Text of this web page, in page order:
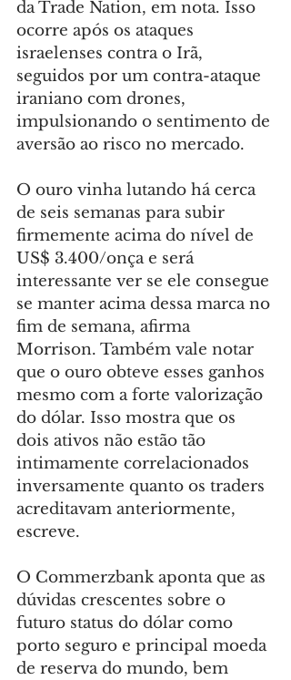
da Trade Nation, em nota. Isso
ocorre após os ataques
israelenses contra o Irã,
seguidos por um contra-ataque
iraniano com drones,
impulsionando o sentimento de
aversão ao risco no mercado.
O ouro vinha lutando há cerca
de seis semanas para subir
firmemente acima do nível de
US$ 3.400/onça e será
interessante ver se ele consegue
se manter acima dessa marca no
fim de semana, afirma
Morrison. Também vale notar
que o ouro obteve esses ganhos
mesmo com a forte valorização
do dólar. Isso mostra que os
dois ativos não estão tão
intimamente correlacionados
inversamente quanto os traders
acreditavam anteriormente,
escreve.
O Commerzbank aponta que as
dúvidas crescentes sobre o
futuro status do dólar como
porto seguro e principal moeda
de reserva do mundo, bem